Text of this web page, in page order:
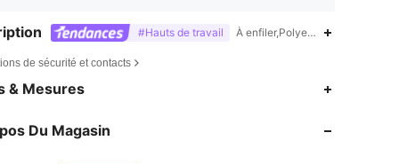
#Hauts de travail À enfiler,Polyester,Avec doublure
de sécurité et contacts
& Mesures
Du Magasin
4,82
307